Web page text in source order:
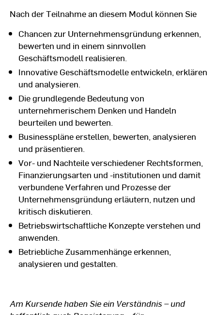
Nach der Teilnahme an diesem Modul können Sie
Chancen zur Unternehmensgründung erkennen,
bewerten und in einem sinnvollen
Geschäftsmodell realisieren.
Innovative Geschäftsmodelle entwickeln, erklären
und analysieren.
Die grundlegende Bedeutung von
unternehmerischem Denken und Handeln
beurteilen und bewerten.
Businesspläne erstellen, bewerten, analysieren
und präsentieren.
Vor- und Nachteile verschiedener Rechtsformen,
Finanzierungsarten und -institutionen und damit
verbundene Verfahren und Prozesse der
Unternehmensgründung erläutern, nutzen und
kritisch diskutieren.
Betriebswirtschaftliche Konzepte verstehen und
anwenden.
Betriebliche Zusammenhänge erkennen,
analysieren und gestalten.
Am Kursende haben Sie ein Verständnis – und